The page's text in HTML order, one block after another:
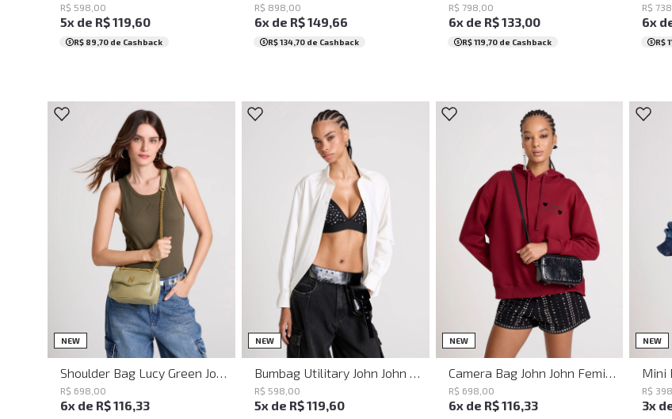
R$ 598 00
5x de R$119,60
R$ 89,70 de Cashback
R$ 898 00
6x de R$149,66
R$ 134,70de Cashback
R$ 798 00
6x de R$133,00
R$ 119,70de Cashback
R$ 738
6x
R$
NEW UN
R$ 698 00
6x de R$116,33
NEW UN
R$ 598 00
5x de R$119,60
NEW UN
R$ 698 00
6x de R$116,33
NEW
R$ 398
3x